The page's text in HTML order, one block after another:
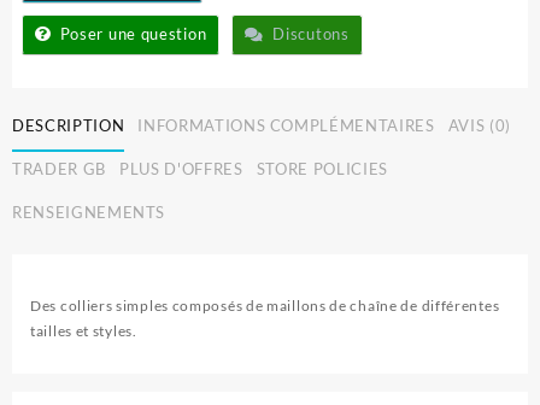
Poser une question Discutons
DESCRIPTION INFORMATIONS COMPLÉMENTAIRES AVIS (0)
TRADER GB PLUS D'OFFRES STORE POLICIES
RENSEIGNEMENTS
Des colliers simples composés de maillons de chaîne de différentes
tailles et styles.